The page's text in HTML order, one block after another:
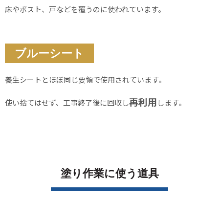
床やポスト、戸などを覆うのに使われています。
ブルーシート
養生シートとほぼ同じ要領で使用されています。
使い捨てはせず、工事終了後に回収し再利用します。
塗り作業に使う道具